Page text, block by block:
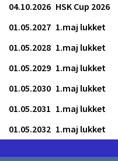
HSK Cup 2026
04.10.2026
1.maj lukket
01.05.2027
1.maj lukket
01.05.2028
1.maj lukket
01.05.2029
1.maj lukket
01.05.2030
1.maj lukket
01.05.2031
1.maj lukket
01.05.2032